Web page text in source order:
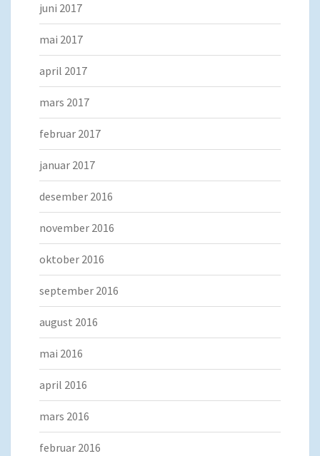
juni 2017
mai 2017
april 2017
mars 2017
februar 2017
januar 2017
desember 2016
november 2016
oktober 2016
september 2016
august 2016
mai 2016
april 2016
mars 2016
februar 2016